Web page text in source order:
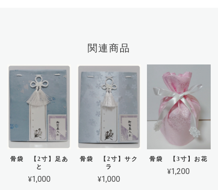
関連商品
骨袋 【2寸】足あ
と
¥1,000
骨袋 【2寸】サク
ラ
¥1,000
骨袋 【3寸】お花
¥1,200